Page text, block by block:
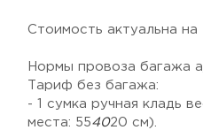
Стоимость актуальна на
Нормы провоза багажа
Тариф без багажа:
- 1 сумка ручная кладь
места: 554020 см).